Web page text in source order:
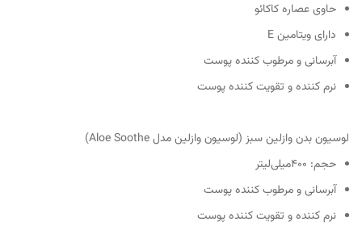
حاوی عصاره کاکائو
دارای ویتامین‌ E
آبرسانی و مرطوب کننده پوست
نرم کننده و تقویت کننده پوست
لوسیون بدن وازلین سبز (لوسیون وازلین مدل Aloe Soothe)
حجم: 400میلی‌لیتر
آبرسانی و مرطوب کننده پوست
نرم کننده و تقویت کننده پوست